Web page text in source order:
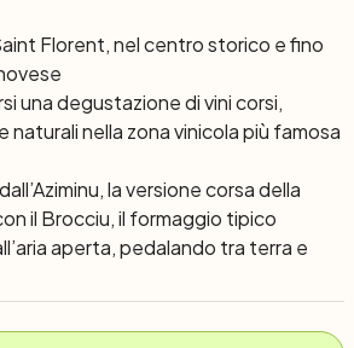
Florent, nel centro storico e fino
una degustazione di vini corsi,
nella zona vinicola più famosa
la versione corsa della
il Brocciu, il formaggio tipico
aperta, pedalando tra terra e